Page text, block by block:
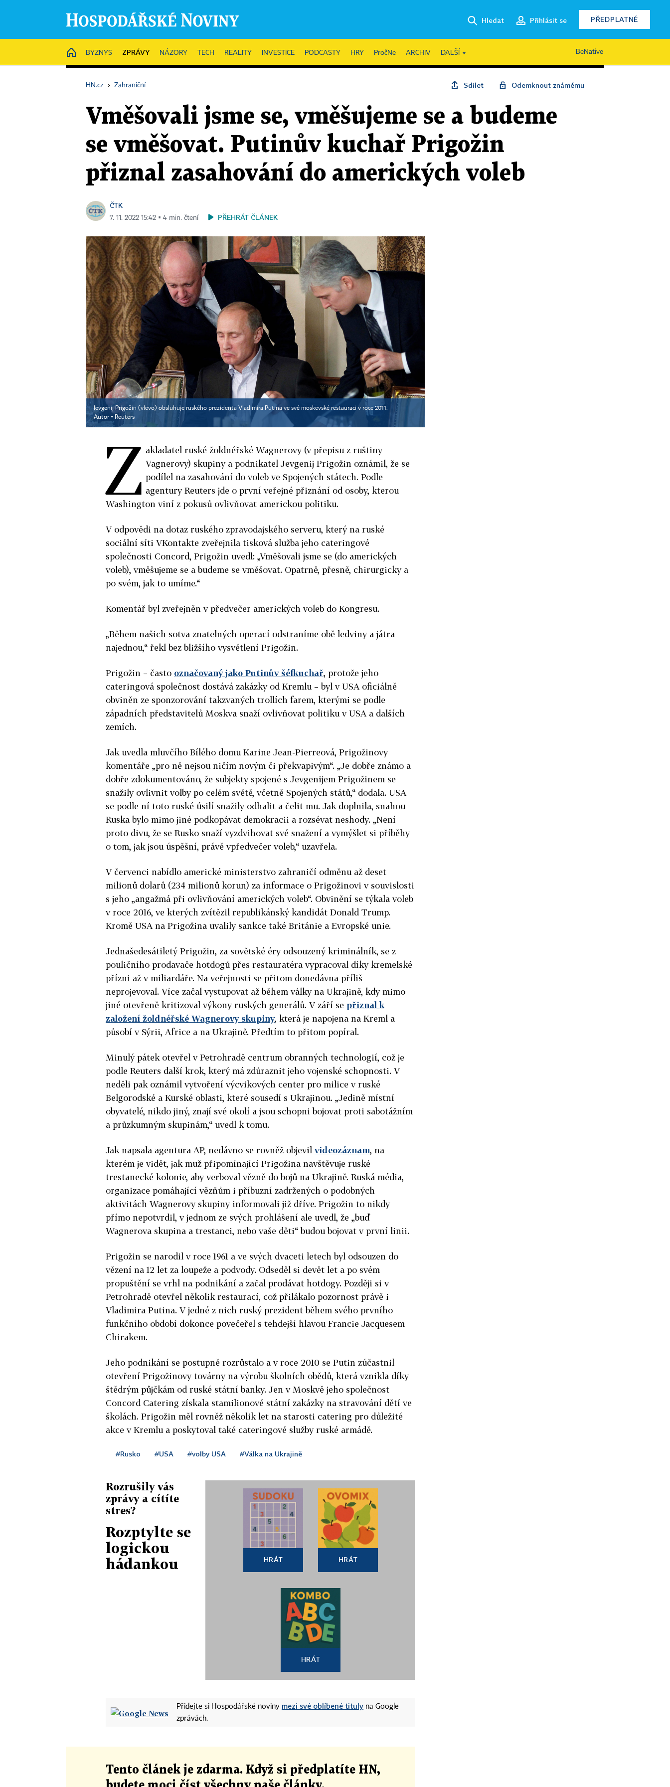
Hledat Přihlásit se PŘEDPLATNÉ
HOME
BYZNYS ZPRÁVY NÁZORY TECH REALITY INVESTICE PODCASTY HRY PročNe ARCHIV DALŠÍ BeNative
HN.cz › Zahraniční Sdílet Odemknout známému
Vměšovali jsme se, vměšujeme se a budeme
se vměšovat. Putinův kuchař Prigožin
přiznal zasahování do amerických voleb
ČTK
7. 11. 2022 15:42 ▪ 4 min. čtení PŘEHRÁT ČLÁNEK
Jevgenij Prigožin (vlevo) obsluhuje ruského prezidenta Vladimira Putina ve své moskevské restauraci v roce 2011.
Autor ▪ Reuters
Z akladatel ruské žoldnéřské Wagnerovy (v přepisu z ruštiny
Vagnerovy) skupiny a podnikatel Jevgenij Prigožin oznámil, že se
podílel na zasahování do voleb ve Spojených státech. Podle
agentury Reuters jde o první veřejné přiznání od osoby, kterou
Washington viní z pokusů ovlivňovat americkou politiku.
V odpovědi na dotaz ruského zpravodajského serveru, který na ruské
sociální síti VKontakte zveřejnila tisková služba jeho cateringové
společnosti Concord, Prigožin uvedl: „Vměšovali jsme se (do amerických
voleb), vměšujeme se a budeme se vměšovat. Opatrně, přesně, chirurgicky a
po svém, jak to umíme.“
Komentář byl zveřejněn v předvečer amerických voleb do Kongresu.
„Během našich sotva znatelných operací odstraníme obě ledviny a játra
najednou,“ řekl bez bližšího vysvětlení Prigožin.
Prigožin – často označovaný jako Putinův šéfkuchař, protože jeho
cateringová společnost dostává zakázky od Kremlu – byl v USA oficiálně
obviněn ze sponzorování takzvaných trollích farem, kterými se podle
západních představitelů Moskva snaží ovlivňovat politiku v USA a dalších
zemích.
Jak uvedla mluvčího Bílého domu Karine Jean-Pierreová, Prigožinovy
komentáře „pro ně nejsou ničím novým či překvapivým“. „Je dobře známo a
dobře zdokumentováno, že subjekty spojené s Jevgenijem Prigožinem se
snažily ovlivnit volby po celém světě, včetně Spojených států,“ dodala. USA
se podle ní toto ruské úsilí snažily odhalit a čelit mu. Jak doplnila, snahou
Ruska bylo mimo jiné podkopávat demokracii a rozsévat neshody. „Není
proto divu, že se Rusko snaží vyzdvihovat své snažení a vymýšlet si příběhy
o tom, jak jsou úspěšní, právě vpředvečer voleb,“ uzavřela.
V červenci nabídlo americké ministerstvo zahraničí odměnu až deset
milionů dolarů (234 milionů korun) za informace o Prigožinovi v souvislosti
s jeho „angažmá při ovlivňování amerických voleb“. Obvinění se týkala voleb
v roce 2016, ve kterých zvítězil republikánský kandidát Donald Trump.
Kromě USA na Prigožina uvalily sankce také Británie a Evropské unie.
Jednašedesátiletý Prigožin, za sovětské éry odsouzený kriminálník, se z
pouličního prodavače hotdogů přes restauratéra vypracoval díky kremelské
přízni až v miliardáře. Na veřejnosti se přitom donedávna příliš
neprojevoval. Více začal vystupovat až během války na Ukrajině, kdy mimo
jiné otevřeně kritizoval výkony ruských generálů. V září se přiznal k
založení žoldnéřské Wagnerovy skupiny, která je napojena na Kreml a
působí v Sýrii, Africe a na Ukrajině. Předtím to přitom popíral.
Minulý pátek otevřel v Petrohradě centrum obranných technologií, což je
podle Reuters další krok, který má zdůraznit jeho vojenské schopnosti. V
neděli pak oznámil vytvoření výcvikových center pro milice v ruské
Belgorodské a Kurské oblasti, které sousedí s Ukrajinou. „Jedině místní
obyvatelé, nikdo jiný, znají své okolí a jsou schopni bojovat proti sabotážním
a průzkumným skupinám,“ uvedl k tomu.
Jak napsala agentura AP, nedávno se rovněž objevilvideozáznam, na
kterém je vidět, jak muž připomínající Prigožina navštěvuje ruské
trestanecké kolonie, aby verboval vězně do bojů na Ukrajině. Ruská média,
organizace pomáhající vězňům i příbuzní zadržených o podobných
aktivitách Wagnerovy skupiny informovali již dříve. Prigožin to nikdy
přímo nepotvrdil, v jednom ze svých prohlášení ale uvedl, že „buď
Wagnerova skupina a trestanci, nebo vaše děti“ budou bojovat v první linii.
Prigožin se narodil v roce 1961 a ve svých dvaceti letech byl odsouzen do
vězení na 12 let za loupeže a podvody. Odseděl si devět let a po svém
propuštění se vrhl na podnikání a začal prodávat hotdogy. Později si v
Petrohradě otevřel několik restaurací, což přilákalo pozornost právě i
Vladimira Putina. V jedné z nich ruský prezident během svého prvního
funkčního období dokonce povečeřel s tehdejší hlavou Francie Jacquesem
Chirakem.
Jeho podnikání se postupně rozrůstalo a v roce 2010 se Putin zúčastnil
otevření Prigožinovy továrny na výrobu školních obědů, která vznikla díky
štědrým půjčkám od ruské státní banky. Jen v Moskvě jeho společnost
Concord Catering získala stamilionové státní zakázky na stravování dětí ve
školách. Prigožin měl rovněž několik let na starosti catering pro důležité
akce v Kremlu a poskytoval také cateringové služby ruské armádě.
#Rusko #USA #volby USA #Válka na Ukrajině
Rozrušily vás
zprávy a cítíte
stres?
Rozptylte se
logickou
hádankou
HRÁT HRÁT
HRÁT
Přidejte si Hospodářské noviny mezi své oblíbené tituly na Google
zprávách.
Tento článek je zdarma. Když si předplatíte HN,